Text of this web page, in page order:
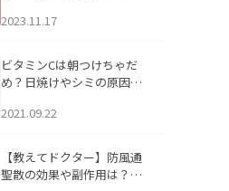
アについて
2023.11.17
ビタミンCは朝つけちゃだ
め？日焼けやシミの原因に
2021.09.22
【教えてドクター】防風通
聖散の効果や副作用は？長